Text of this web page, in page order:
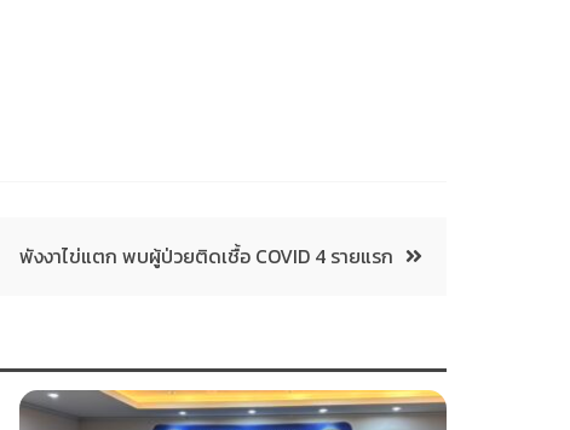
พังงาไข่แตก พบผู้ป่วยติดเชื้อ COVID 4 รายแรก